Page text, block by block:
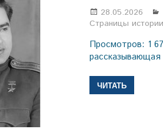
28.05.2026
Страницы истории
Просмотров: 1
ЧИТАТЬ